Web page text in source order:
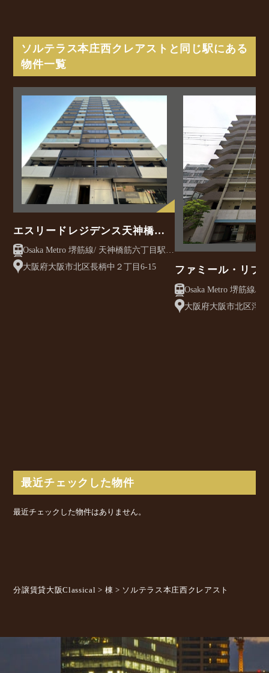
ソルテラス本庄西クレアストと同じ駅にある
物件一覧
エスリードレジデンス天神橋筋
六丁目
Osaka Metro 堺筋線/ 天神橋筋六丁目駅
徒歩7分
大阪府大阪市北区長柄中２丁目6-15 ファミール・リブ
Osaka Metro 堺筋線/ 天神橋筋六丁目駅
徒歩3分
大阪府大阪市北区浮
最近チェックした物件
最近チェックした物件はありません。
分譲賃貸大阪Classical > 棟 > ソルテラス本庄西クレアスト